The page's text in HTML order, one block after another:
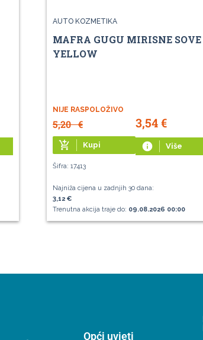
AUTO KOZMETIKA
MAFRA GUGU MIRISNE SOVE
YELLOW
NIJE RASPOLOŽIVO
5,20€ 3,54€
add_shopping_cart Kupi info Više
Šifra: 17413
Najniža cijena u zadnjih 30 dana:
3,12 €
Trenutna akcija traje do: 09.08.2026 00:00
Opći uvjeti